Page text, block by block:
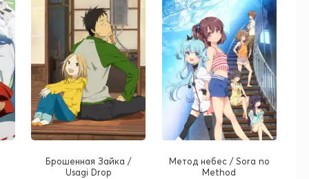
Брошенная Зайка /
Usagi Drop
Метод небес / Sora no
Method